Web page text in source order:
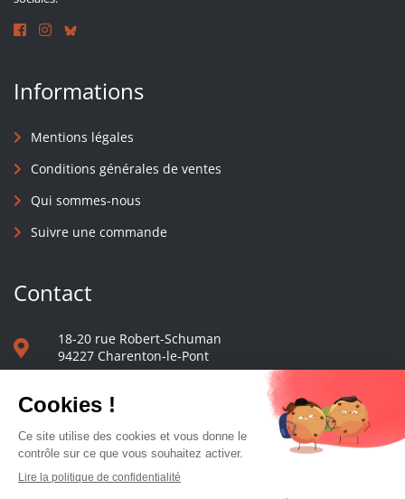
Informations
Mentions légales
Conditions générales de ventes
Qui sommes-nous
Suivre une commande
Contact
18-20 rue Robert-Schuman
94227 Charenton-le-Pont